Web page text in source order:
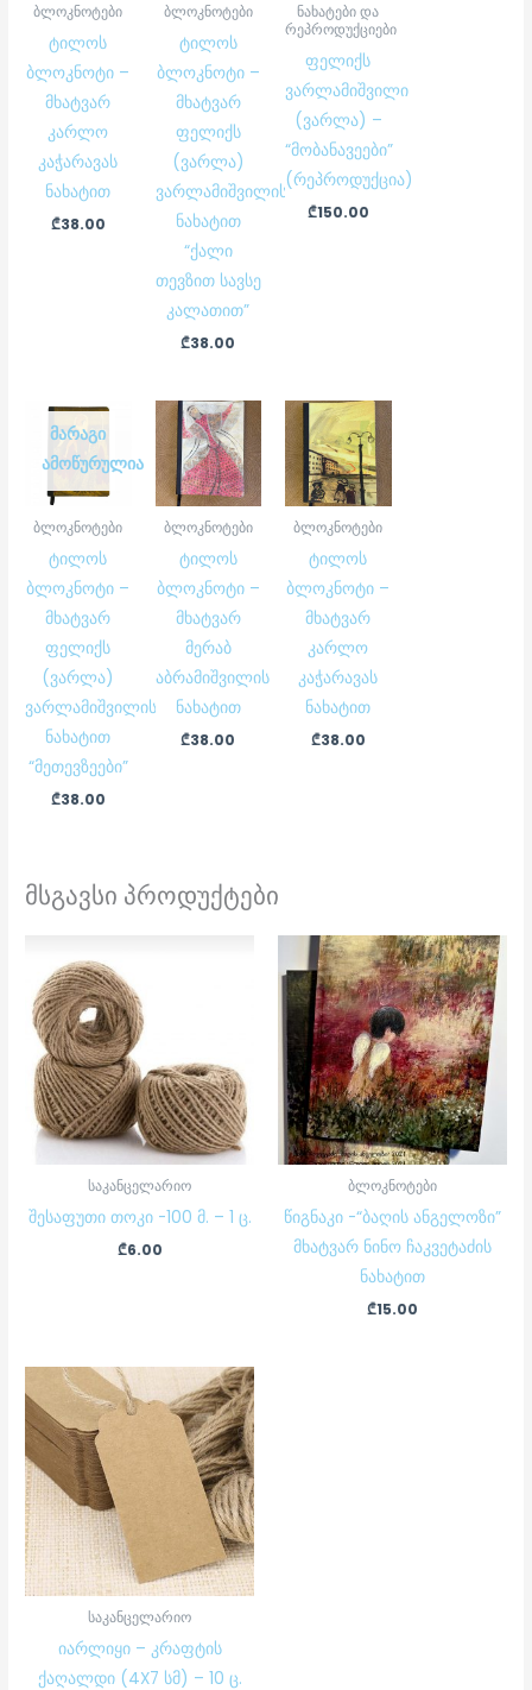
ბლოკნოტები
ტილოს
ბლოკნოტი –
მხატვარ
კარლო
კაჭარავას
ნახატით
₾38.00
ბლოკნოტები
ტილოს
ბლოკნოტი –
მხატვარ
ფელიქს
(ვარლა)
ვარლამიშვილის
ნახატით
“ქალი
თევზით სავსე
კალათით”
₾38.00
ნახატები და
რეპროდუქციები
ფელიქს
ვარლამიშვილი
(ვარლა) –
“მობანავეები”
(რეპროდუქცია)
₾150.00
ᲛᲐᲠᲐᲒᲘ
ᲐᲛᲝᲬᲣᲠᲣᲚᲘᲐ
ბლოკნოტები
ტილოს
ბლოკნოტი –
მხატვარ
ფელიქს
(ვარლა)
ვარლამიშვილის
ნახატით
“მეთევზეები”
₾38.00
ბლოკნოტები
ტილოს
ბლოკნოტი –
მხატვარ
მერაბ
აბრამიშვილის
ნახატით
₾38.00
ბლოკნოტები
ტილოს
ბლოკნოტი –
მხატვარ
კარლო
კაჭარავას
ნახატით
₾38.00
მსგავსი პროდუქტები
საკანცელარიო
შესაფუთი თოკი -100 მ. – 1 ც.
₾6.00
ბლოკნოტები
წიგნაკი -“ბაღის ანგელოზი”
მხატვარ ნინო ჩაკვეტაძის
ნახატით
₾15.00
საკანცელარიო
იარლიყი – კრაფტის
ქაღალდი (4X7 სმ) – 10 ც.